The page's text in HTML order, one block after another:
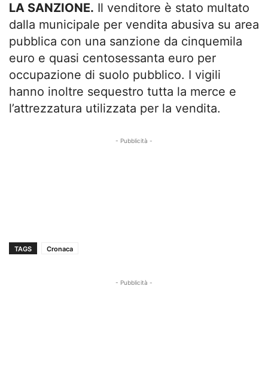
LA SANZIONE. Il venditore è stato multato
dalla municipale per vendita abusiva su area
pubblica con una sanzione da cinquemila
euro e quasi centosessanta euro per
occupazione di suolo pubblico. I vigili
hanno inoltre sequestro tutta la merce e
l’attrezzatura utilizzata per la vendita.
- Pubblicità -
TAGS Cronaca
- Pubblicità -